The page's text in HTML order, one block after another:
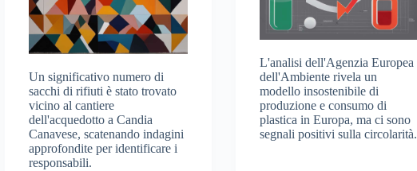
Un significativo numero di
sacchi di rifiuti è stato trovato
vicino al cantiere
dell'acquedotto a Candia
Canavese, scatenando indagini
approfondite per identificare i
responsabili.
L'analisi dell'Agenzia Europea
dell'Ambiente rivela un
modello insostenibile di
produzione e consumo di
plastica in Europa, ma ci sono
segnali positivi sulla circolarità.